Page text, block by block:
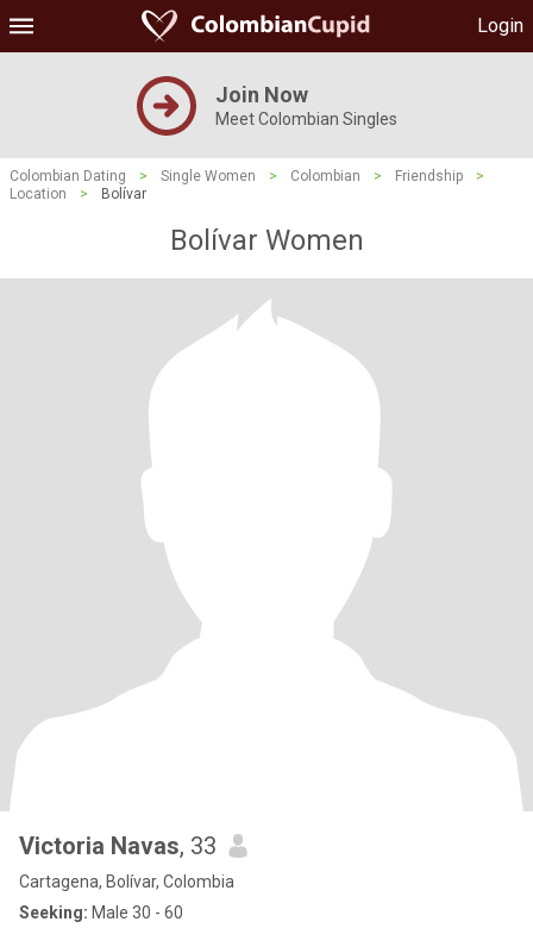
Login
Join Now
Meet Colombian Singles
Colombian Dating > Single Women > Colombian > Friendship
>
Location
> Bolívar
Bolívar Women
Victoria Navas, 33
Cartagena, Bolívar, Colombia
Seeking: Male 30 - 60